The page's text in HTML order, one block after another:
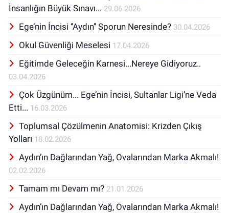
İnsanlığın Büyük Sınavı... 29.06.2026
Ege’nin İncisi ‘’Aydın’’ Sporun Neresinde? 30.04.2026
Okul Güvenliği Meselesi 17.04.2026
Eğitimde Geleceğin Karnesi...Nereye Gidiyoruz..
03.04.2026
Çok Üzgünüm... Ege’nin İncisi, Sultanlar Ligi’ne Veda
Etti... 16.03.2026
Toplumsal Çözülmenin Anatomisi: Krizden Çıkış
Yolları 18.02.2026
Aydın’ın Dağlarından Yağ, Ovalarından Marka Akmalı!
02.02.2026
Tamam mı Devam mı? 21.01.2026
Aydın’ın Dağlarından Yağ, Ovalarından Marka Akmalı!